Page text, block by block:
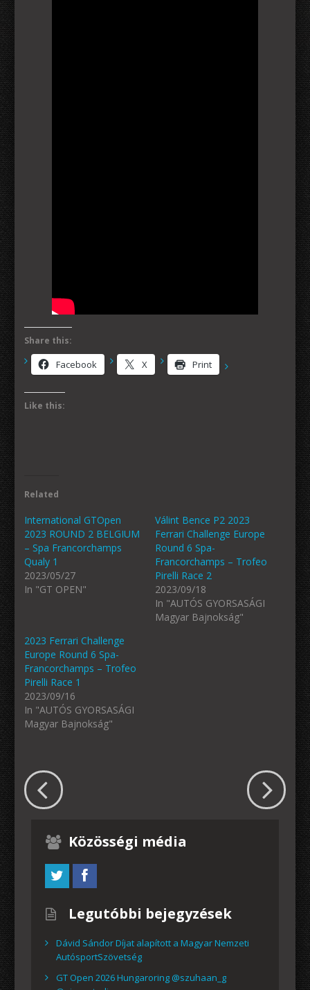
Share this:
Facebook X Print
Like this:
Related
International GTOpen
2023 ROUND 2 BELGIUM
– Spa Francorchamps
Qualy 1
2023/05/27
In "GT OPEN"
Válint Bence P2 2023
Ferrari Challenge Europe
Round 6 Spa-
Francorchamps – Trofeo
Pirelli Race 2
2023/09/18
In "AUTÓS GYORSASÁGI
Magyar Bajnokság"
2023 Ferrari Challenge
Europe Round 6 Spa-
Francorchamps – Trofeo
Pirelli Race 1
2023/09/16
In "AUTÓS GYORSASÁGI
Magyar Bajnokság"
Közösségi média
Legutóbbi bejegyzések
Dávid Sándor Díjat alapított a Magyar Nemzeti
AutósportSzövetség
GT Open 2026 Hungaroring @szuhaan_g